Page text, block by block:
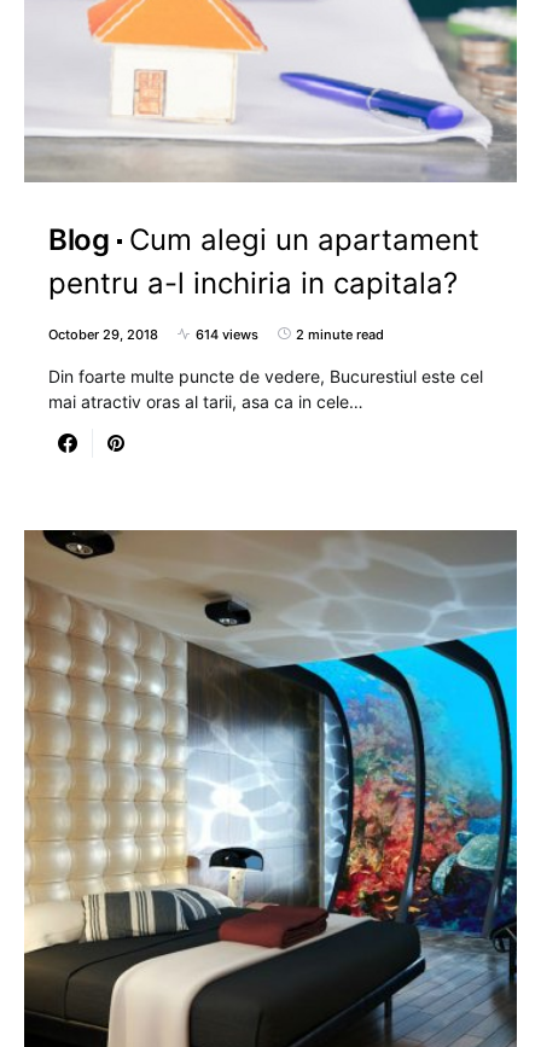
Blog
Cum alegi un apartament
pentru a-l inchiria in capitala?
October 29, 2018 614 views 2 minute read
Din foarte multe puncte de vedere, Bucurestiul este cel
mai atractiv oras al tarii, asa ca in cele…